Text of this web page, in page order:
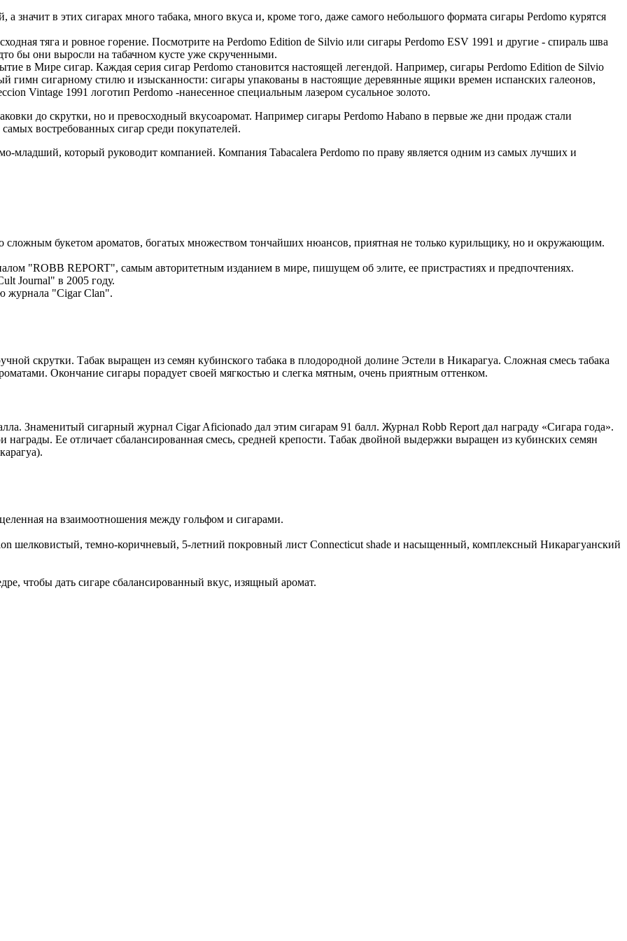
значит в этих сигарах много табака, много вкуса и, кроме того, даже самого небольшого формата сигары Perdomo курятся
тяга и ровное горение. Посмотрите на Perdomo Edition de Silvio или сигары Perdomo ESV 1991 и другие - спираль шва
бы они выросли на табачном кусте уже скрученными.
в Мире сигар. Каждая серия сигар Perdomo становится настоящей легендой. Например, сигары Perdomo Edition de Silvio
гимн сигарному стилю и изысканности: сигары упакованы в настоящие деревянные ящики времен испанских галеонов,
Vintage 1991 логотип Perdomo -нанесенное специальным лазером сусальное золото.
до скрутки, но и превосходный вкусоаромат. Например сигары Perdomo Habano в первые же дни продаж стали
востребованных сигар среди покупателей.
младший, который руководит компанией. Компания Tabacalera Perdomo по праву является одним из самых лучших и
сложным букетом ароматов, богатых множеством тончайших нюансов, приятная не только курильщику, но и окружающим.
"ROBB REPORT", самым авторитетным изданием в мире, пишущем об элите, ее пристрастиях и предпочтениях.
Journal" в 2005 году.
журнала "Cigar Clan".
скрутки. Табак выращен из семян кубинского табака в плодородной долине Эстели в Никарагуа. Сложная смесь табака
Окончание сигары порадует своей мягкостью и слегка мятным, очень приятным оттенком.
Знаменитый сигарный журнал Cigar Aficionado дал этим сигарам 91 балл. Журнал Robb Report дал награду «Сигара года».
награды. Ее отличает сбалансированная смесь, средней крепости. Табак двойной выдержки выращен из кубинских семян
на взаимоотношения между гольфом и сигарами.
шелковистый, темно-коричневый, 5-летний покровный лист Connecticut shade и насыщенный, комплексный Никарагуанский
чтобы дать сигаре сбалансированный вкус, изящный аромат.